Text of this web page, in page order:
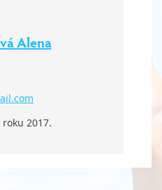
Alena
2017.